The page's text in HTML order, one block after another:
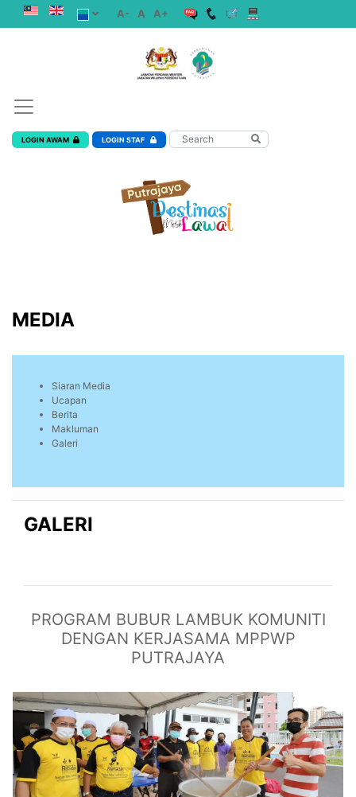
A- A A+
LOGIN AWAM LOGIN STAF
MEDIA
Siaran Media
Ucapan
Berita
Makluman
Galeri
GALERI
PROGRAM BUBUR LAMBUK KOMUNITI
DENGAN KERJASAMA MPPWP
PUTRAJAYA